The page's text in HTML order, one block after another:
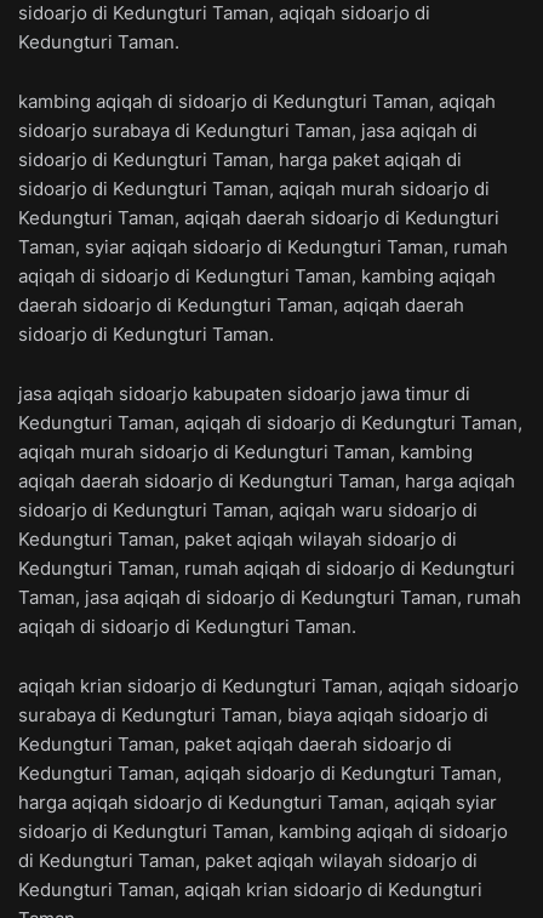
sidoarjo di Kedungturi Taman, aqiqah sidoarjo di
Kedungturi Taman.
kambing aqiqah di sidoarjo di Kedungturi Taman, aqiqah
sidoarjo surabaya di Kedungturi Taman, jasa aqiqah di
sidoarjo di Kedungturi Taman, harga paket aqiqah di
sidoarjo di Kedungturi Taman, aqiqah murah sidoarjo di
Kedungturi Taman, aqiqah daerah sidoarjo di Kedungturi
Taman, syiar aqiqah sidoarjo di Kedungturi Taman, rumah
aqiqah di sidoarjo di Kedungturi Taman, kambing aqiqah
daerah sidoarjo di Kedungturi Taman, aqiqah daerah
sidoarjo di Kedungturi Taman.
jasa aqiqah sidoarjo kabupaten sidoarjo jawa timur di
Kedungturi Taman, aqiqah di sidoarjo di Kedungturi Taman,
aqiqah murah sidoarjo di Kedungturi Taman, kambing
aqiqah daerah sidoarjo di Kedungturi Taman, harga aqiqah
sidoarjo di Kedungturi Taman, aqiqah waru sidoarjo di
Kedungturi Taman, paket aqiqah wilayah sidoarjo di
Kedungturi Taman, rumah aqiqah di sidoarjo di Kedungturi
Taman, jasa aqiqah di sidoarjo di Kedungturi Taman, rumah
aqiqah di sidoarjo di Kedungturi Taman.
aqiqah krian sidoarjo di Kedungturi Taman, aqiqah sidoarjo
surabaya di Kedungturi Taman, biaya aqiqah sidoarjo di
Kedungturi Taman, paket aqiqah daerah sidoarjo di
Kedungturi Taman, aqiqah sidoarjo di Kedungturi Taman,
harga aqiqah sidoarjo di Kedungturi Taman, aqiqah syiar
sidoarjo di Kedungturi Taman, kambing aqiqah di sidoarjo
di Kedungturi Taman, paket aqiqah wilayah sidoarjo di
Kedungturi Taman, aqiqah krian sidoarjo di Kedungturi